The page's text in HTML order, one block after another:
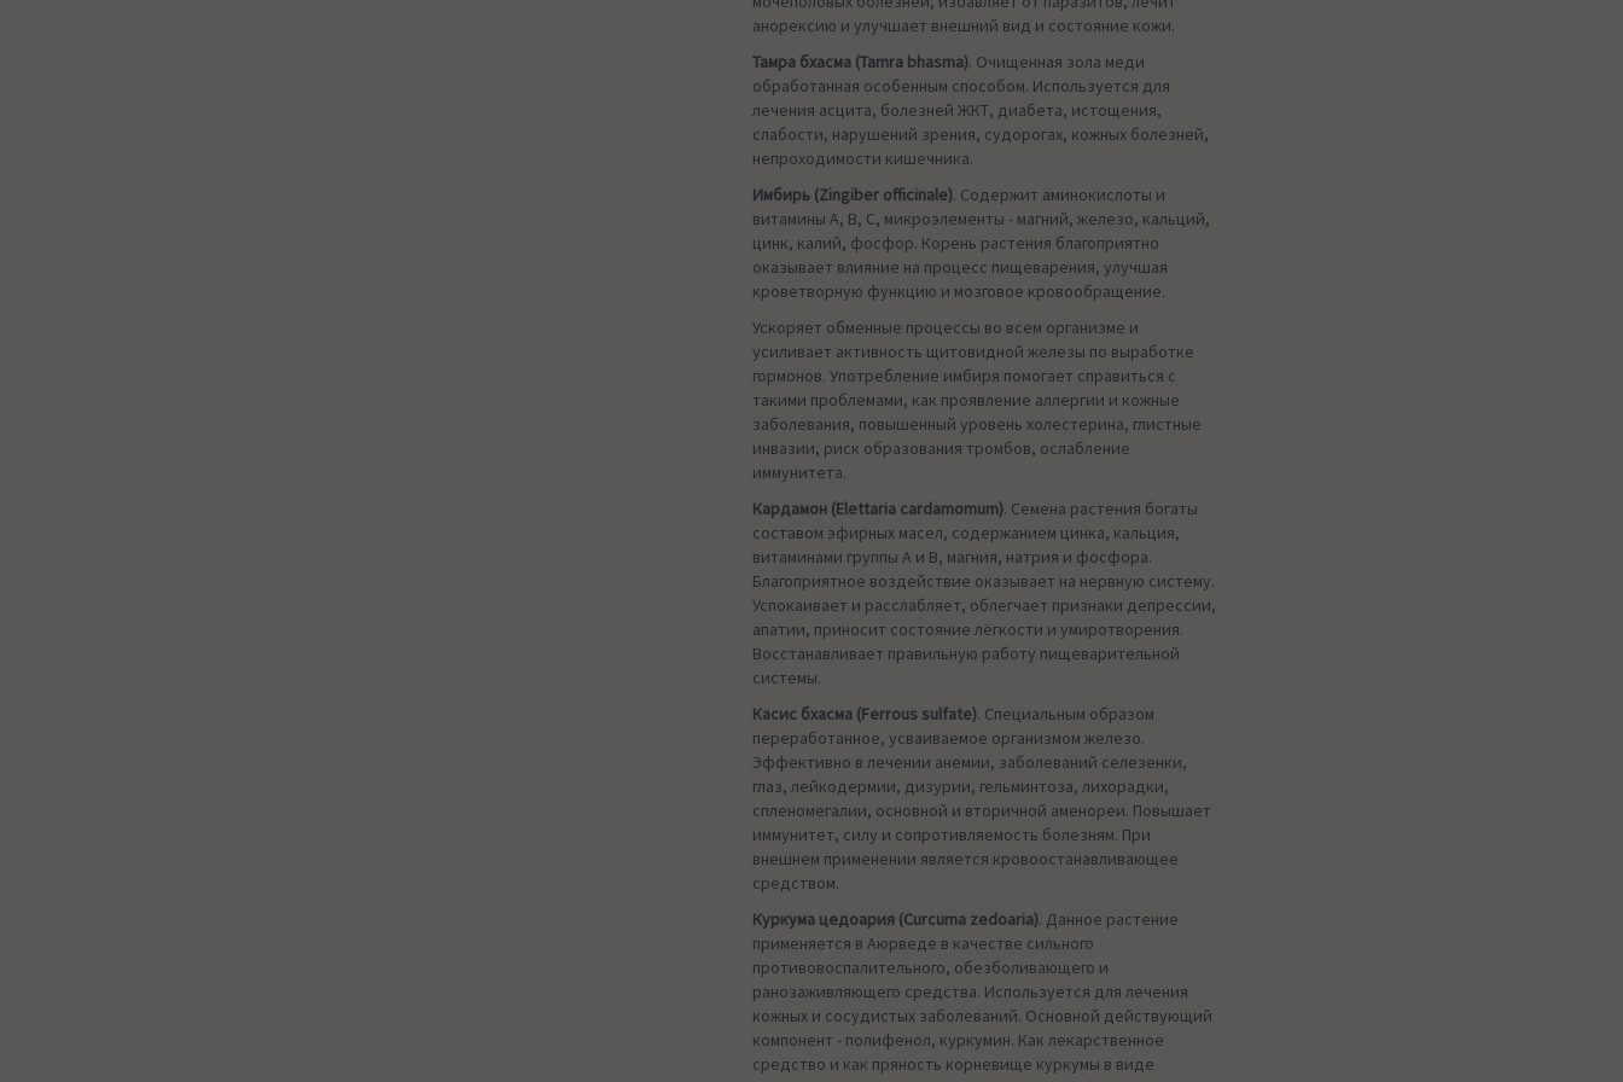
анорексию и улучшает внешний вид и состояние кожи.
Тамра бхасма (Tamra bhasma). Очищенная зола меди
обработанная особенным способом. Используется для
лечения асцита, болезней ЖКТ, диабета, истощения,
слабости, нарушений зрения, судорогах, кожных болезней,
непроходимости кишечника.
Имбирь (Zingiber officinale). Содержит аминокислоты и
витамины А, В, С, микроэлементы - магний, железо, кальций,
цинк, калий, фосфор. Корень растения благоприятно
оказывает влияние на процесс пищеварения, улучшая
кроветворную функцию и мозговое кровообращение.
Ускоряет обменные процессы во всем организме и
усиливает активность щитовидной железы по выработке
гормонов. Употребление имбиря помогает справиться с
такими проблемами, как проявление аллергии и кожные
заболевания, повышенный уровень холестерина, глистные
инвазии, риск образования тромбов, ослабление
иммунитета.
Кардамон (Elettaria cardamomum). Семена растения богаты
составом эфирных масел, содержанием цинка, кальция,
витаминами группы А и В, магния, натрия и фосфора.
Благоприятное воздействие оказывает на нервную систему.
Успокаивает и расслабляет, облегчает признаки депрессии,
апатии, приносит состояние лёгкости и умиротворения.
Восстанавливает правильную работу пищеварительной
системы.
Касис бхасма (Ferrous sulfate). Специальным образом
переработанное, усваиваемое организмом железо.
Эффективно в лечении анемии, заболеваний селезенки,
глаз, лейкодермии, дизурии, гельминтоза, лихорадки,
спленомегалии, основной и вторичной аменореи. Повышает
иммунитет, силу и сопротивляемость болезням. При
внешнем применении является кровоостанавливающее
средством.
Куркума цедоария (Curcuma zedoaria). Данное растение
применяется в Аюрведе в качестве сильного
противовоспалительного, обезболивающего и
ранозаживляющего средства. Используется для лечения
кожных и сосудистых заболеваний. Основной действующий
компонент - полифенол, куркумин. Как лекарственное
средство и как пряность корневище куркумы в виде